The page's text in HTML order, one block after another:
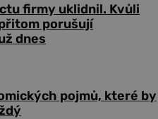
firmy uklidnil. Kvůli
porušují
dnes
pojmů, které by